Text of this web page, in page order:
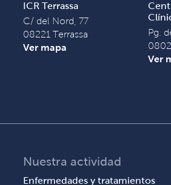
ICR Terrassa
C/ del Nord, 77
08221 Terrassa
Ver mapa
Pg.
Ver
Nuestra actividad
Enfermedades y tratamientos